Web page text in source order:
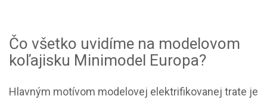
Čo všetko uvidíme na modelovom
koľajisku Minimodel Europa?
Hlavným motívom modelovej elektrifikovanej trate je